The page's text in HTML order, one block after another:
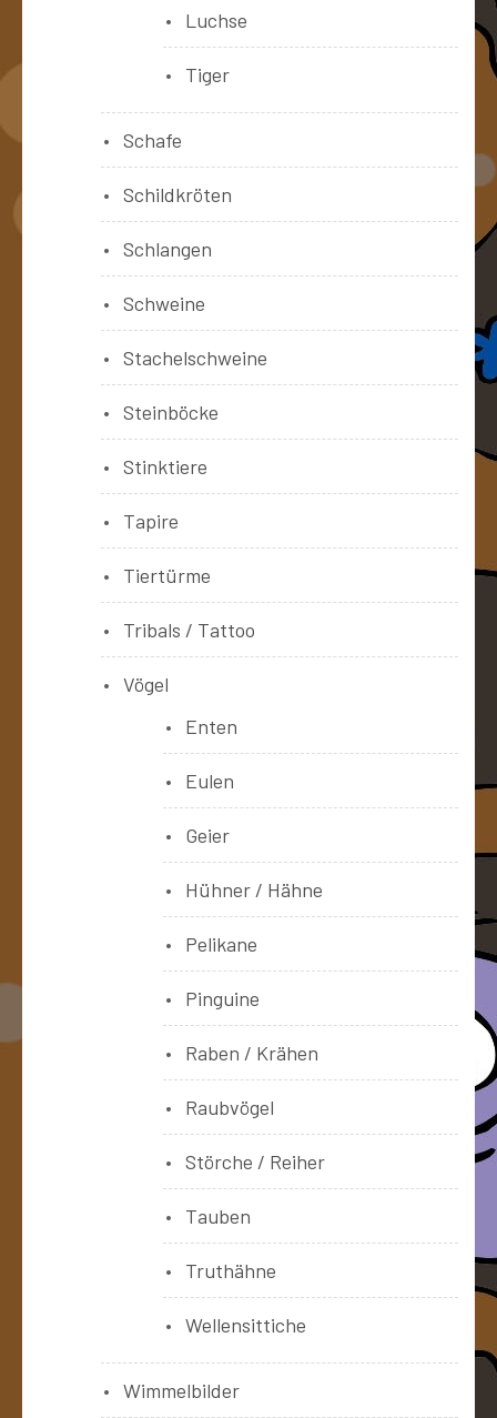
Luchse
Tiger
Schafe
Schildkröten
Schlangen
Schweine
Stachelschweine
Steinböcke
Stinktiere
Tapire
Tiertürme
Tribals / Tattoo
Vögel
Enten
Eulen
Geier
Hühner / Hähne
Pelikane
Pinguine
Raben / Krähen
Raubvögel
Störche / Reiher
Tauben
Truthähne
Wellensittiche
Wimmelbilder